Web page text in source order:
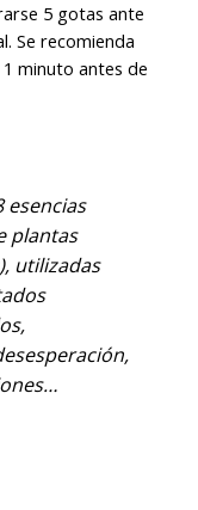
5 gotas ante
Se recomienda
minuto antes de
esencias
plantas
utilizadas